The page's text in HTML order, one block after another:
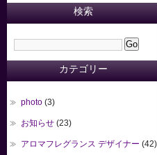
検索
カテゴリー
photo (3)
お知らせ (23)
アロマフレグランス デザイナー (42)